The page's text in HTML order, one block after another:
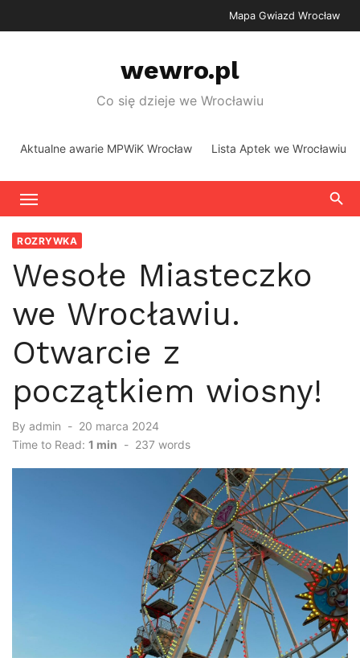
to
Mapa Gwiazd Wrocław
wewro.pl
Co się dzieje we Wrocławiu
Aktualne awarie MPWiK Wrocław Lista Aptek we Wrocławiu
ROZRYWKA
Wesołe Miasteczko
we Wrocławiu.
Otwarcie z
początkiem wiosny!
By admin
Posted
on
20 marca 2024
Time to Read: 1 min - 237 words